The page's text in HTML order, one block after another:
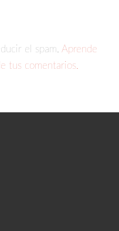
el spam. Aprende
tus comentarios.